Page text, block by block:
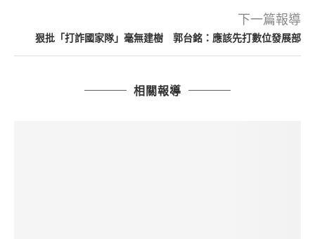
下一篇報導
狠批「打詐國家隊」毫無建樹 郭台銘：應該先打數位發展部
相關報導